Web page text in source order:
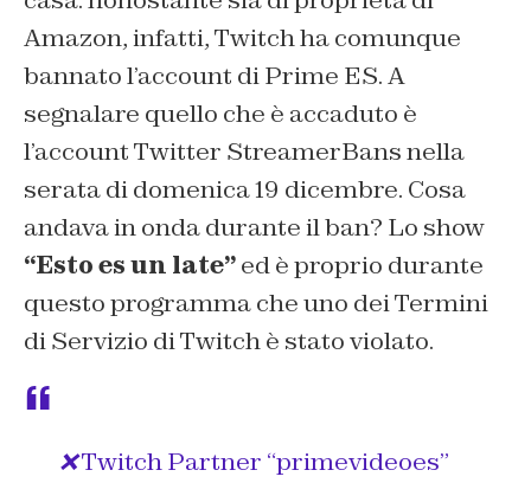
Amazon, infatti, Twitch ha comunque
bannato l’account di Prime ES. A
segnalare quello che è accaduto è
l’account Twitter StreamerBans nella
serata di domenica 19 dicembre. Cosa
andava in onda durante il ban? Lo show
“Esto es un late”ed è proprio durante
questo programma che uno dei Termini
di Servizio di Twitch è stato violato.
❌ Twitch Partner “primevideoes”